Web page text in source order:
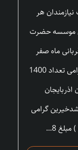
هر
موسسه حضرت
ماه صفر
انجام شدبا مشارکت و عنایت خیرین گرامی تعداد 1400
گرامی
8...